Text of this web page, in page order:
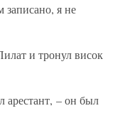
записано, я не
и тронул висок
арестант, – он был